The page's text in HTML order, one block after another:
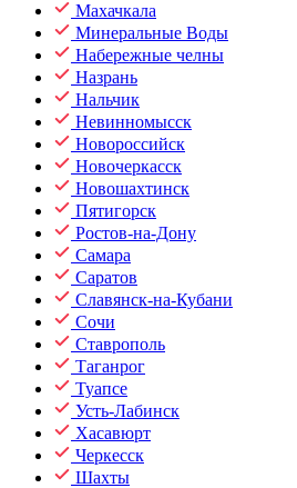
Махачкала
Минеральные Воды
Набережные челны
Назрань
Нальчик
Невинномысск
Новороссийск
Новочеркасск
Новошахтинск
Пятигорск
Ростов-на-Дону
Самара
Саратов
Славянск-на-Кубани
Сочи
Ставрополь
Таганрог
Туапсе
Усть-Лабинск
Хасавюрт
Черкесск
Шахты